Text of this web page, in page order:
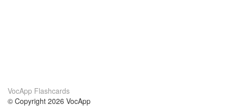
VocApp Flashcards
© Copyright 2026 VocApp